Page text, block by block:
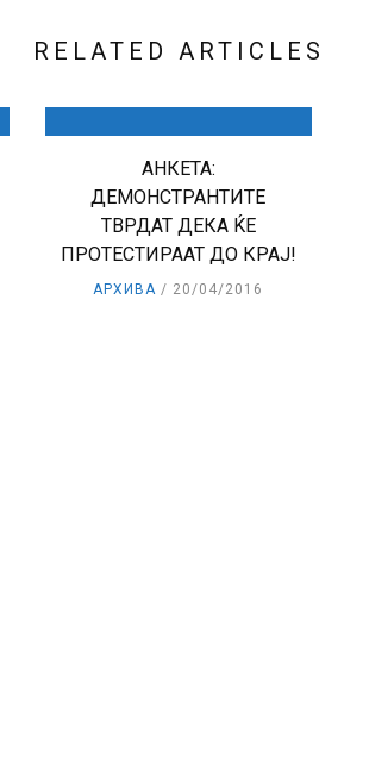
RELATED ARTICLES
АНКЕТА:
ДЕМОНСТРАНТИТЕ
ТВРДАТ ДЕКА ЌЕ
ПРОТЕСТИРААТ ДО КРАЈ!
АРХИВА 20/04/2016